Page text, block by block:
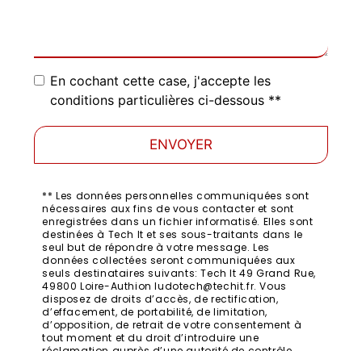
En cochant cette case, j'accepte les
conditions particulières ci-dessous **
ENVOYER
** Les données personnelles communiquées sont
nécessaires aux fins de vous contacter et sont
enregistrées dans un fichier informatisé. Elles sont
destinées à Tech It et ses sous-traitants dans le
seul but de répondre à votre message. Les
données collectées seront communiquées aux
seuls destinataires suivants: Tech It 49 Grand Rue,
49800 Loire-Authion ludotech@techit.fr. Vous
disposez de droits d’accès, de rectification,
d’effacement, de portabilité, de limitation,
d’opposition, de retrait de votre consentement à
tout moment et du droit d’introduire une